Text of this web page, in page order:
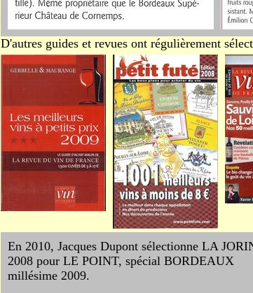
D'autres guides et revues ont régulièrement
En 2010, Jacques Dupont sélectionne LA
2008 pour LE POINT, spécial BORDEAUX
millésime 2009.